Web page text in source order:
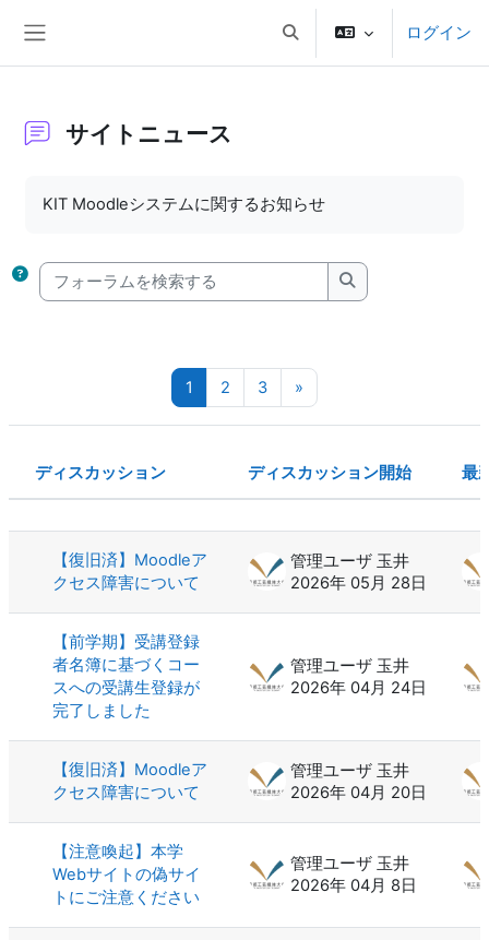
検索入力に切り替えるログイン
サイトニュース
KIT Moodleシステムに関するお知らせ
フォーラムを検索する
フォーラムを検索
1 ページ 1
2 ページ 2
3ページ 3
»
ステータス
ディスカッション ディスカッション開始 最
【復旧済】Moodleア
クセス障害について
管理ユーザ 玉井
2026年 05月 28日
【前学期】受講登録
者名簿に基づくコー
スへの受講生登録が
完了しました
管理ユーザ 玉井
2026年 04月 24日
【復旧済】Moodleア
クセス障害について
管理ユーザ 玉井
2026年 04月 20日
【注意喚起】本学
Webサイトの偽サイ
トにご注意ください
管理ユーザ 玉井
2026年 04月 8日